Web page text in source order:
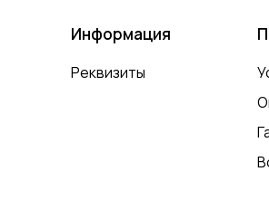
Информация
Реквизиты